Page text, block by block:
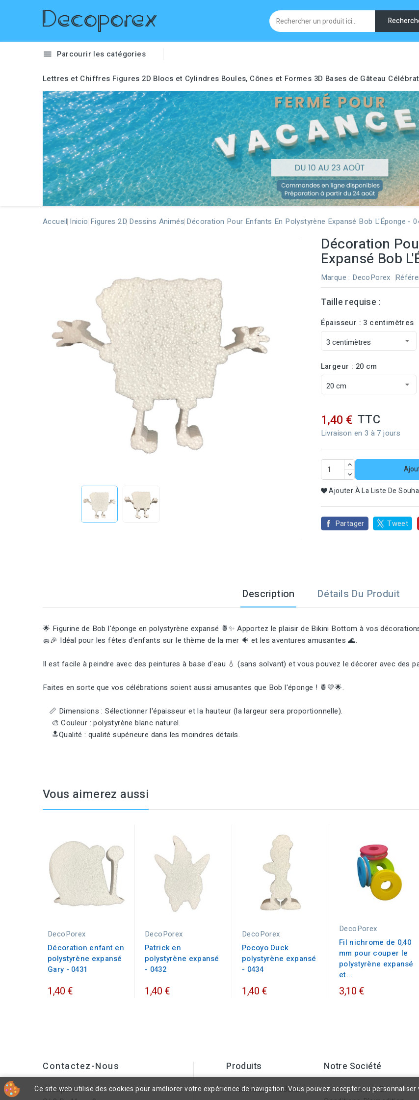
 Parcourir les catégories
Lettres et Chiffres Figures 2D Blocs et Cylindres Boules, Cônes et Formes 3D Bases de Gâteau
Accueil Inicio Figures 2D Dessins Animés Décoration Pour Enfants En Polystyrène Expansé Bob L'Éponge -
Décoration
Expansé Bob
Marque : DecoPorex
Taille requise :
Épaisseur : 3 centimètres
Largeur : 20 cm
1,40 € TTC
Livraison en 3 à 7 jours
Ajouter À La Liste De
Partager Tweet
Description Détails Du Produit
🌟 Figurine de Bob l'éponge en polystyrène expansé 🍍✨ Apportez le plaisir de Bikini Bottom à vos
🧽🎉 Idéal pour les fêtes d'enfants sur le thème de la mer 🐠 et les aventures amusantes 🌊.
Il est facile à peindre avec des peintures à base d'eau 💧 (sans solvant) et vous pouvez le décorer avec des
Faites en sorte que vos célébrations soient aussi amusantes que Bob l'éponge ! 🍍💛🌟.
📏 Dimensions : Sélectionner l'épaisseur et la hauteur (la largeur sera proportionnelle).
🎨 Couleur : polystyrène blanc naturel.
🔝Qualité : qualité supérieure dans les moindres détails.
Vous aimerez aussi
DecoPorex
Décoration enfant en
polystyrène expansé
Gary - 0431
1,40 €
DecoPorex
Patrick en
polystyrène expansé
- 0432
1,40 €
DecoPorex
Pocoyo Duck
polystyrène expansé
- 0434
1,40 €
DecoPorex
Fil nichrome de 0,40
mm pour couper le
polystyrène expansé
et...
3,10 €
Contactez-Nous
Decoporex
Produits
Nouveaux Produits
Notre Société
Informations Et
Ce site web utilise des cookies pour améliorer votre expérience de navigation. Vous pouvez accepter ou